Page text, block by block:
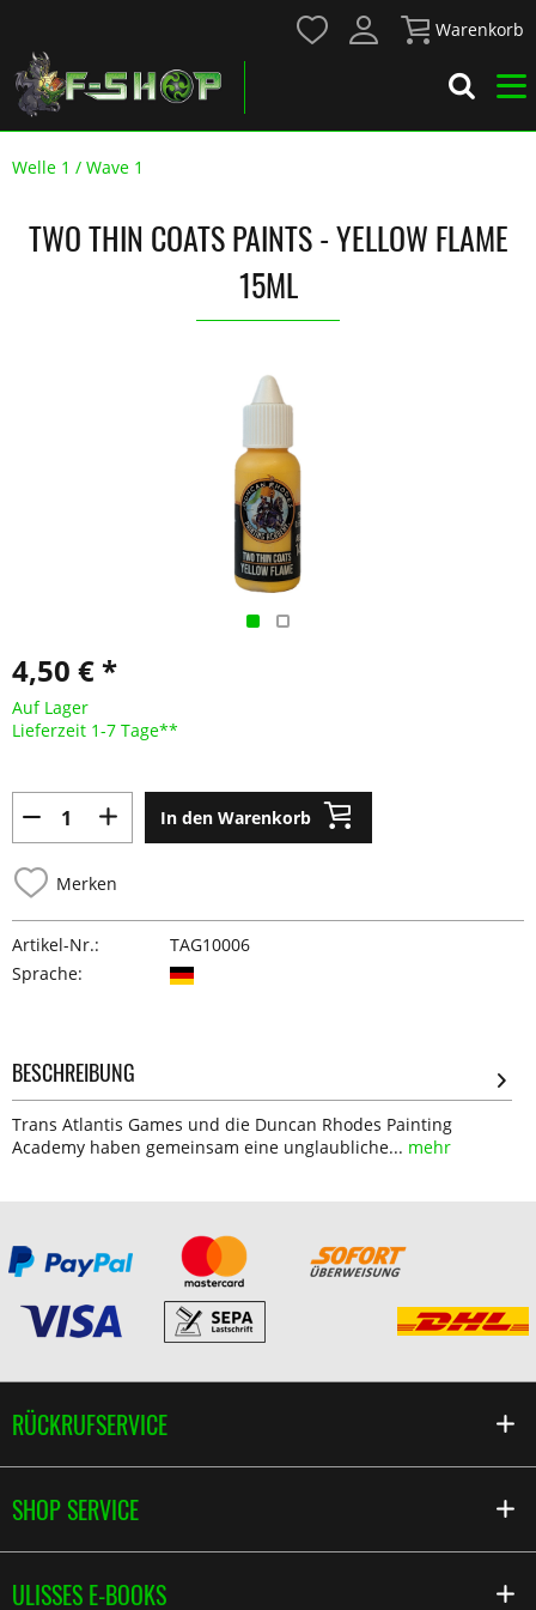
Warenkorb
Welle 1 / Wave 1
TWO THIN COATS PAINTS - YELLOW FLAME
15ML
4,50 € *
Auf Lager
Lieferzeit 1-7 Tage**
In den Warenkorb
Merken
Artikel-Nr.:
TAG10006
Sprache:
BESCHREIBUNG
Trans Atlantis Games und die Duncan Rhodes Painting
Academy haben gemeinsam eine unglaubliche... mehr
RÜCKRUFSERVICE
SHOP SERVICE
ULISSES E-BOOKS